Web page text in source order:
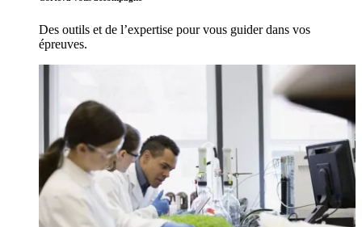
Des outils et de l’expertise pour vous guider dans vos
épreuves.